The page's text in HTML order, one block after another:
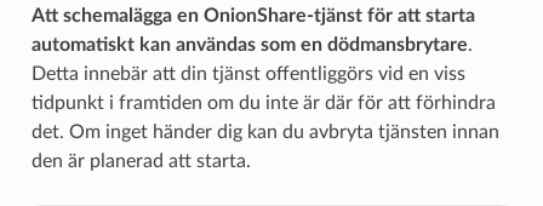
Att schemalägga en OnionShare-tjänst för att starta
automatiskt kan användas som en dödmansbrytare.
Detta innebär att din tjänst offentliggörs vid en viss
tidpunkt i framtiden om du inte är där för att förhindra
det. Om inget händer dig kan du avbryta tjänsten innan
den är planerad att starta.